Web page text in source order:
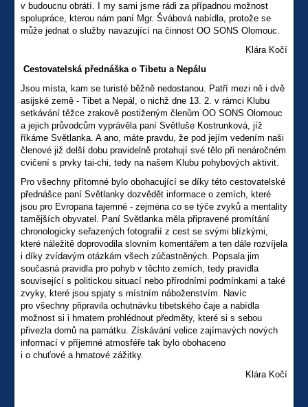
v budoucnu obrátí. I my sami jsme rádi za případnou možnost
spolupráce, kterou nám paní Mgr. Švábová nabídla, protože se
může jednat o služby navazující na činnost OO SONS Olomouc.
Klára Kočí
Cestovatelská přednáška o Tibetu a Nepálu
Jsou místa, kam se turisté běžně nedostanou. Patří mezi ně i dvě
asijské země - Tibet a Nepál, o nichž dne 13. 2. v rámci Klubu
setkávání těžce zrakově postiženým členům OO SONS Olomouc
a jejich průvodcům vyprávěla paní Světluše Kostrunková, jíž
říkáme Světlanka. A ano, máte pravdu, že pod jejím vedením naši
členové již delší dobu pravidelně protahují své tělo při nenáročném
cvičení s prvky tai-chi, tedy na našem Klubu pohybových aktivit.
Pro všechny přítomné bylo obohacující se díky této cestovatelské
přednášce paní Světlanky dozvědět informace o zemích, které
jsou pro Evropana tajemné - zejména co se týče zvyků a mentality
tamějších obyvatel. Paní Světlanka měla připravené promítání
chronologicky seřazených fotografií z cest se svými blízkými,
které náležitě doprovodila slovním komentářem a ten dále rozvíjela
i díky zvídavým otázkám všech zúčastněných. Popsala jim
současná pravidla pro pohyb v těchto zemích, tedy pravidla
související s politickou situací nebo přírodními podmínkami a také
zvyky, které jsou spjaty s místním náboženstvím. Navíc
pro všechny připravila ochutnávku tibetského čaje a nabídla
možnost si i hmatem prohlédnout předměty, které si s sebou
přivezla domů na památku. Získávání velice zajímavých nových
informací v příjemné atmosféře tak bylo obohaceno
i o chuťové a hmatové zážitky.
Klára Kočí